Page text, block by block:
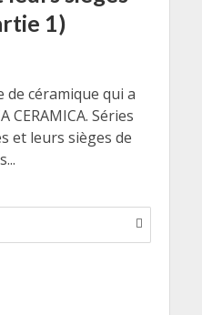
1)
de céramique qui a
CERAMICA. Séries
et leurs sièges de